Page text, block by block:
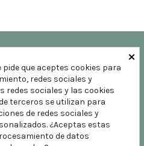
×
pide que aceptes cookies para
redes sociales y
redes sociales y las cookies
terceros se utilizan para
de redes sociales y
¿Aceptas estas
de datos